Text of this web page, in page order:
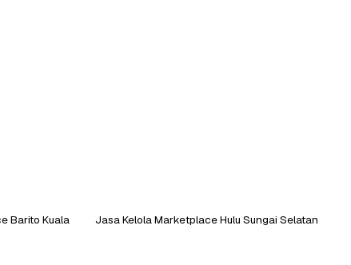
Barito Kuala
Jasa Kelola Marketplace Hulu Sungai Selatan